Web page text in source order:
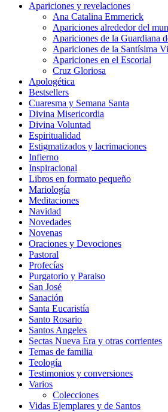
Apariciones y revelaciones
Ana Catalina Emmerick
Apariciones alrededor del
Apariciones de la Guardiana
Apariciones de la Santísima
Apariciones en el Escorial
Cruz Gloriosa
Apologética
Bestsellers
Cuaresma y Semana Santa
Divina Misericordia
Divina Voluntad
Espiritualidad
Estigmatizados y lacrimaciones
Infierno
Inspiracional
Libros en formato pequeño
Mariología
Meditaciones
Navidad
Novedades
Novenas
Oraciones y Devociones
Pastoral
Profecías
Purgatorio y Paraiso
San José
Sanación
Santa Eucaristía
Santo Rosario
Santos Angeles
Sectas Nueva Era y otras corrientes
Temas de familia
Teología
Testimonios y conversiones
Varios
Colecciones
Vidas Ejemplares y de Santos